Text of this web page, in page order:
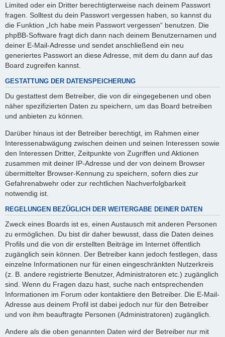
Limited oder ein Dritter berechtigterweise nach deinem Passwort
fragen. Solltest du dein Passwort vergessen haben, so kannst du
die Funktion „Ich habe mein Passwort vergessen“ benutzen. Die
phpBB-Software fragt dich dann nach deinem Benutzernamen und
deiner E-Mail-Adresse und sendet anschließend ein neu
generiertes Passwort an diese Adresse, mit dem du dann auf das
Board zugreifen kannst.
GESTATTUNG DER DATENSPEICHERUNG
Du gestattest dem Betreiber, die von dir eingegebenen und oben
näher spezifizierten Daten zu speichern, um das Board betreiben
und anbieten zu können.
Darüber hinaus ist der Betreiber berechtigt, im Rahmen einer
Interessenabwägung zwischen deinen und seinen Interessen sowie
den Interessen Dritter, Zeitpunkte von Zugriffen und Aktionen
zusammen mit deiner IP-Adresse und der von deinem Browser
übermittelter Browser-Kennung zu speichern, sofern dies zur
Gefahrenabwehr oder zur rechtlichen Nachverfolgbarkeit
notwendig ist.
REGELUNGEN BEZÜGLICH DER WEITERGABE DEINER DATEN
Zweck eines Boards ist es, einen Austausch mit anderen Personen
zu ermöglichen. Du bist dir daher bewusst, dass die Daten deines
Profils und die von dir erstellten Beiträge im Internet öffentlich
zugänglich sein können. Der Betreiber kann jedoch festlegen, dass
einzelne Informationen nur für einen eingeschränkten Nutzerkreis
(z. B. andere registrierte Benutzer, Administratoren etc.) zugänglich
sind. Wenn du Fragen dazu hast, suche nach entsprechenden
Informationen im Forum oder kontaktiere den Betreiber. Die E-Mail-
Adresse aus deinem Profil ist dabei jedoch nur für den Betreiber
und von ihm beauftragte Personen (Administratoren) zugänglich.
Andere als die oben genannten Daten wird der Betreiber nur mit